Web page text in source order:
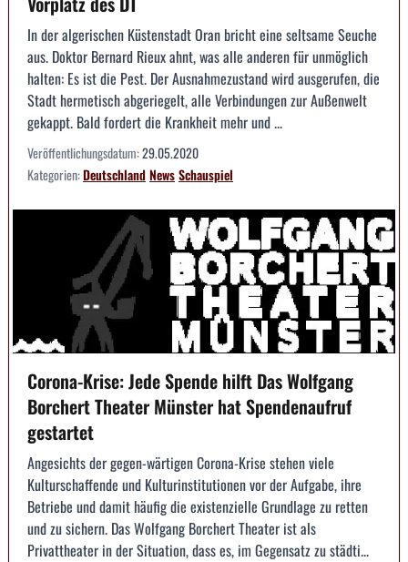
In der algerischen Küstenstadt Oran bricht eine seltsame Seuche
aus. Doktor Bernard Rieux ahnt, was alle anderen für unmöglich
halten: Es ist die Pest. Der Ausnahmezustand wird ausgerufen, die
Stadt hermetisch abgeriegelt, alle Verbindungen zur Außenwelt
gekappt. Bald fordert die Krankheit mehr und ...
Veröffentlichungsdatum:29.05.2020
Kategorien:DeutschlandNewsSchauspiel
Corona-Krise: Jede Spende hilft Das Wolfgang
Borchert Theater Münster hat Spendenaufruf
gestartet
Angesichts der gegen-wärtigen Corona-Krise stehen viele
Kulturschaffende und Kulturinstitutionen vor der Aufgabe, ihre
Betriebe und damit häufig die existenzielle Grundlage zu retten
und zu sichern. Das Wolfgang Borchert Theater ist als
Privattheater in der Situation, dass es, im Gegensatz zu städti...